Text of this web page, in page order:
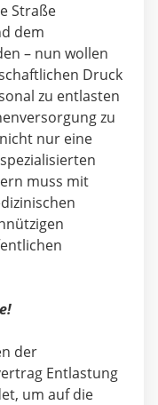
Straße
dem
– nun wollen
Druck
zu entlasten
zu
nur eine
muss mit
der
Entlastung
um auf die